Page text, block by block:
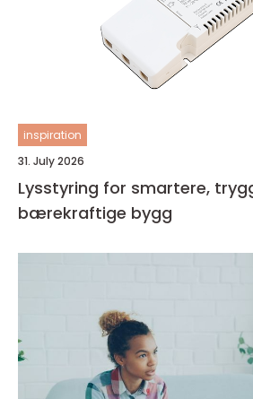
inspiration
31. July 2026
Lysstyring for smartere,
bærekraftige bygg